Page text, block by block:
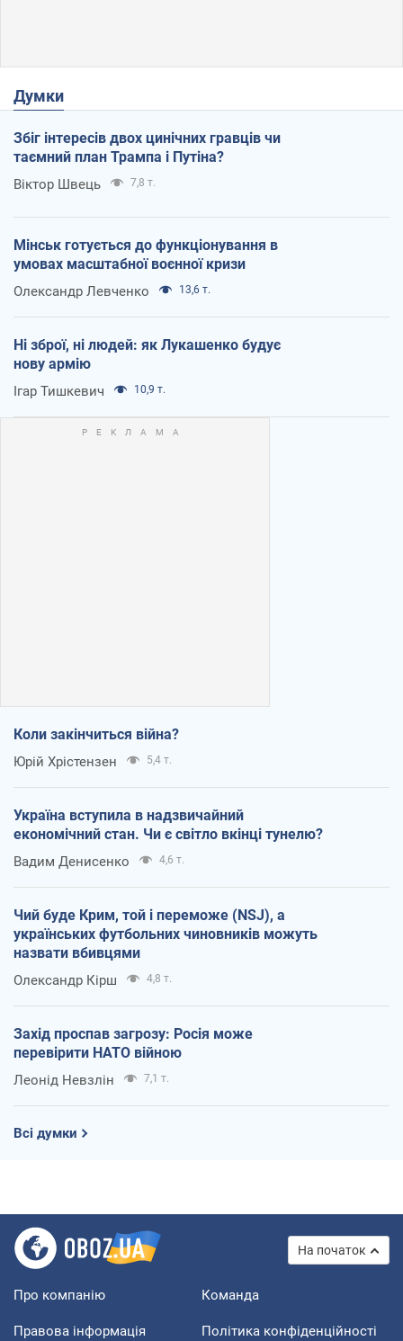
Думки
Збіг інтересів двох цинічних гравців чи
таємний план Трампа і Путіна?
Віктор Швець 7,8 т.
Мінськ готується до функціонування в
умовах масштабної воєнної кризи
Олександр Левченко 13,6 т.
Ні зброї, ні людей: як Лукашенко будує
нову армію
Ігар Тишкевич 10,9 т.
Коли закінчиться війна?
Юрій Хрістензен 5,4 т.
Україна вступила в надзвичайний
економічний стан. Чи є світло вкінці тунелю?
Вадим Денисенко 4,6 т.
Чий буде Крим, той і переможе (NSJ), а
українських футбольних чиновників можуть
назвати вбивцями
Олександр Кірш 4,8 т.
Захід проспав загрозу: Росія може
перевірити НАТО війною
Леонід Невзлін 7,1 т.
Всі думки
На початок
Про компанію Команда
Правова інформація Політика конфіденційності